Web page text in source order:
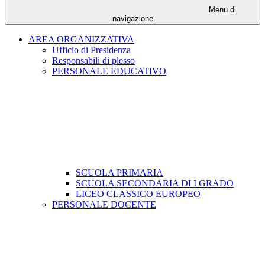
Menu di
navigazione
AREA ORGANIZZATIVA
Ufficio di Presidenza
Responsabili di plesso
PERSONALE EDUCATIVO
SCUOLA PRIMARIA
SCUOLA SECONDARIA DI I GRADO
LICEO CLASSICO EUROPEO
PERSONALE DOCENTE